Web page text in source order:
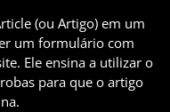
(ou Artigo) em um
um formulário com
Ele ensina a utilizar o
para que o artigo